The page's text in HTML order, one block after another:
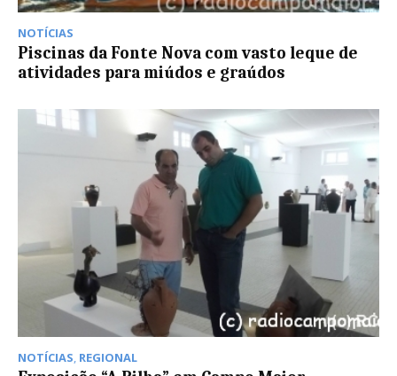
NOTÍCIAS
Piscinas da Fonte Nova com vasto leque de
atividades para miúdos e graúdos
NOTÍCIAS, REGIONAL